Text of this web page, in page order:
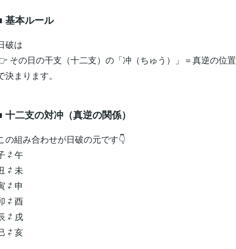
基本ルール
破は
その日の干支（十二支）の「冲（ちゅう）」＝真逆の位置
決まります。
十二支の対冲（真逆の関係）
の組み合わせが日破の元です👇
⇄ 午
⇄ 未
⇄ 申
⇄ 酉
⇄ 戌
⇄ 亥